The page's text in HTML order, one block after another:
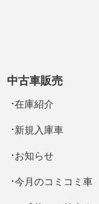
中古車販売
在庫紹介
新規入庫車
お知らせ
今月のコミコミ車